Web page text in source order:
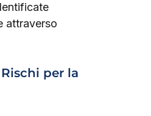
attraverso
per la